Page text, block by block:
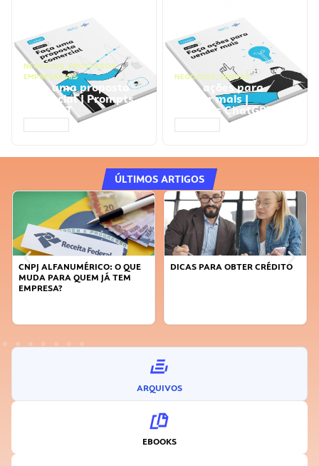
NEGÓCIOS, PROCESSOS
EMPRESARIAIS
Faça uma proposta
comercial | Prompts
ChatGPT
NEGÓCIOS, VENDAS
Faça ações para
vender mais |
Prompts ChatGPT
ÚLTIMOS ARTIGOS
CNPJ ALFANUMÉRICO: O QUE
MUDA PARA QUEM JÁ TEM
EMPRESA?
DICAS PARA OBTER CRÉDITO
ARQUIVOS
EBOOKS